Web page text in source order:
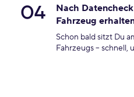
04
Nach
Fahrzeug
Schon bald sitzt Du
Fahrzeugs – schnell,